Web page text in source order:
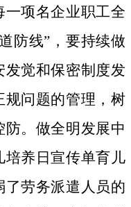
一项名企业职工全
防线”，要持续做
觉和保密制度发
规问题的管理，树
。做全明发展中
培养日宣传单育儿
劳务派遣人员的